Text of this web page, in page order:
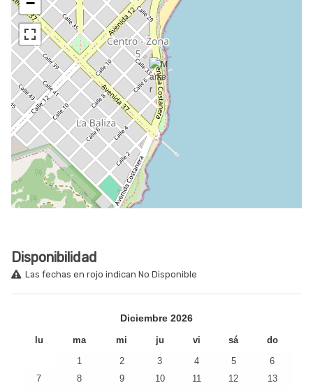
Disponibilidad
Las fechas en rojo indican No Disponible
Diciembre 2026
lu ma mi ju vi sá do
1 2 3 4 5
6
7
8 9 10 11 12
13